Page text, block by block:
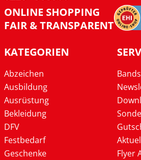
ONLINE SHOPPING
FAIR & TRANSPARENT
KATEGORIEN
Abzeichen
Ausbildung
Ausrüstung
Bekleidung
DFV
Festbedarf
Geschenke
Flyer